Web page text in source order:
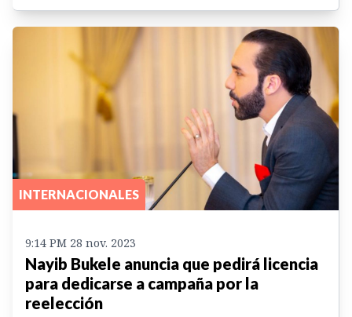
INTERNACIONALES
9:14 PM 28 nov. 2023
Nayib Bukele anuncia que pedirá licencia
para dedicarse a campaña por la
reelección